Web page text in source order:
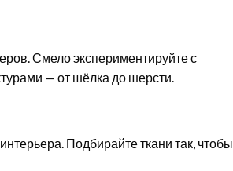
Смело экспериментируйте с
— от шёлка до шерсти.
Подбирайте ткани так, чтобы